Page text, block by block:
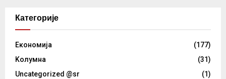
Категорије
Eкономија
(177)
Kолумнa
(31)
Uncategorized @sr
(1)